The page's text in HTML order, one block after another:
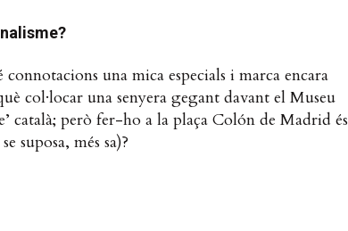
una mica especials i marca encara
col·locar una senyera gegant davant el Museu
català; però fer-ho a la plaça Colón de Madrid és
suposa, més sa)?